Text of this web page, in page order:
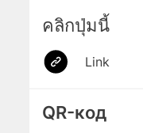
คลิกปุ่มนี้
Link
QR-код